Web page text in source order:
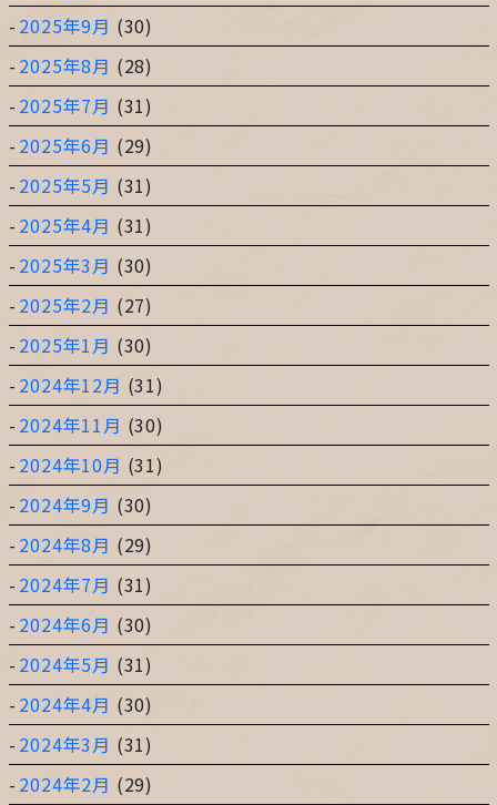
2025年9月 (30)
2025年8月 (28)
2025年7月 (31)
2025年6月 (29)
2025年5月 (31)
2025年4月 (31)
2025年3月 (30)
2025年2月 (27)
2025年1月 (30)
2024年12月 (31)
2024年11月 (30)
2024年10月 (31)
2024年9月 (30)
2024年8月 (29)
2024年7月 (31)
2024年6月 (30)
2024年5月 (31)
2024年4月 (30)
2024年3月 (31)
2024年2月 (29)